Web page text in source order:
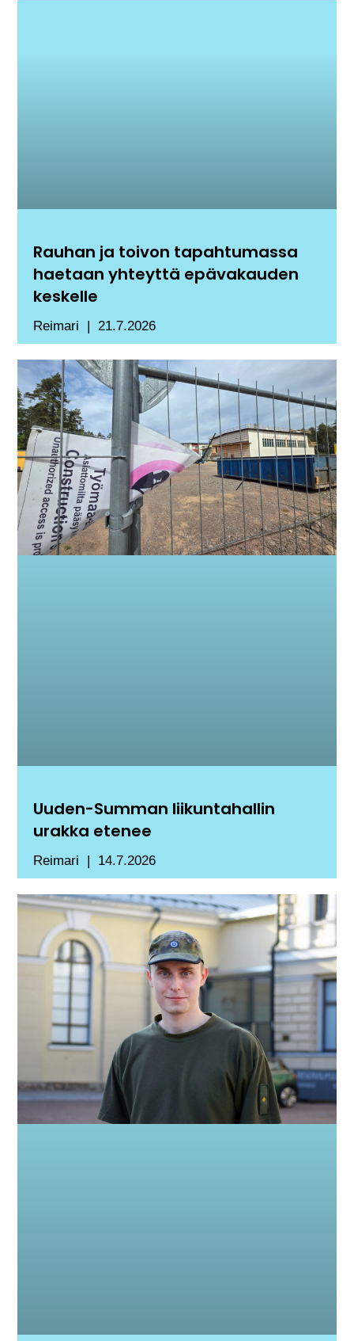
Rauhan ja toivon tapahtumassa
haetaan yhteyttä epävakauden
keskelle
Reimari 21.7.2026
Uuden-Summan liikuntahallin
urakka etenee
Reimari 14.7.2026